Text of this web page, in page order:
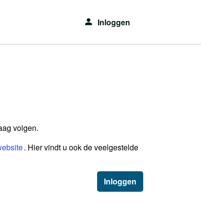
Inloggen
volgen.
. Hier vindt u ook de veelgestelde
Inloggen